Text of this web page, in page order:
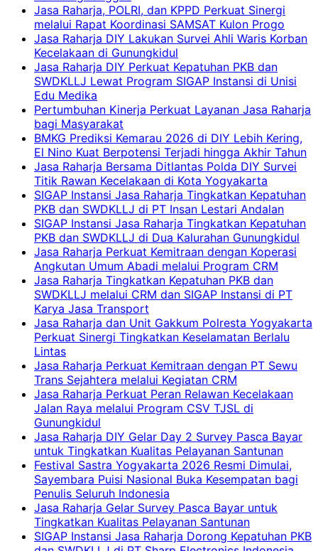
Jasa Raharja, POLRI, dan KPPD Perkuat Sinergi
melalui Rapat Koordinasi SAMSAT Kulon Progo
Jasa Raharja DIY Lakukan Survei Ahli Waris Korban
Kecelakaan di Gunungkidul
Jasa Raharja DIY Perkuat Kepatuhan PKB dan
SWDKLLJ Lewat Program SIGAP Instansi di Unisi
Edu Medika
Pertumbuhan Kinerja Perkuat Layanan Jasa Raharja
bagi Masyarakat
BMKG Prediksi Kemarau 2026 di DIY Lebih Kering,
El Nino Kuat Berpotensi Terjadi hingga Akhir Tahun
Jasa Raharja Bersama Ditlantas Polda DIY Survei
Titik Rawan Kecelakaan di Kota Yogyakarta
SIGAP Instansi Jasa Raharja Tingkatkan Kepatuhan
PKB dan SWDKLLJ di PT Insan Lestari Andalan
SIGAP Instansi Jasa Raharja Tingkatkan Kepatuhan
PKB dan SWDKLLJ di Dua Kalurahan Gunungkidul
Jasa Raharja Perkuat Kemitraan dengan Koperasi
Angkutan Umum Abadi melalui Program CRM
Jasa Raharja Tingkatkan Kepatuhan PKB dan
SWDKLLJ melalui CRM dan SIGAP Instansi di PT
Karya Jasa Transport
Jasa Raharja dan Unit Gakkum Polresta Yogyakarta
Perkuat Sinergi Tingkatkan Keselamatan Berlalu
Lintas
Jasa Raharja Perkuat Kemitraan dengan PT Sewu
Trans Sejahtera melalui Kegiatan CRM
Jasa Raharja Perkuat Peran Relawan Kecelakaan
Jalan Raya melalui Program CSV TJSL di
Gunungkidul
Jasa Raharja DIY Gelar Day 2 Survey Pasca Bayar
untuk Tingkatkan Kualitas Pelayanan Santunan
Festival Sastra Yogyakarta 2026 Resmi Dimulai,
Sayembara Puisi Nasional Buka Kesempatan bagi
Penulis Seluruh Indonesia
Jasa Raharja Gelar Survey Pasca Bayar untuk
Tingkatkan Kualitas Pelayanan Santunan
SIGAP Instansi Jasa Raharja Dorong Kepatuhan PKB